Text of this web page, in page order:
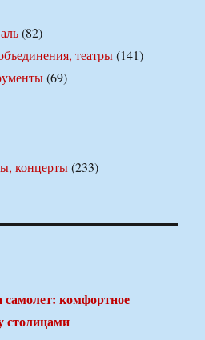
(82)
театры(141)
(69)
концерты(233)
комфортное
столицами